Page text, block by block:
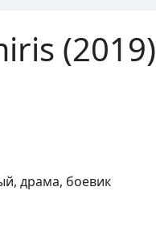
(2019)
драма, боевик